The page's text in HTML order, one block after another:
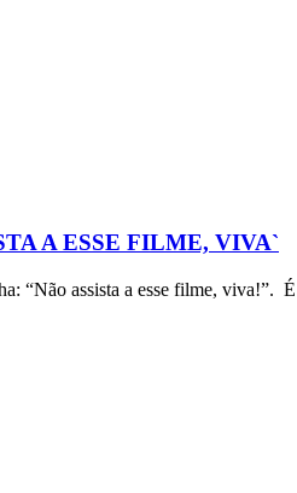
A ESSE FILME, VIVA`
“Não assista a esse filme, viva!”. É